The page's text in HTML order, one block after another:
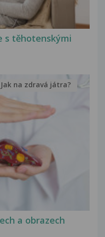
s těhotenskými
a obrazech
Jak na zdravá játra?